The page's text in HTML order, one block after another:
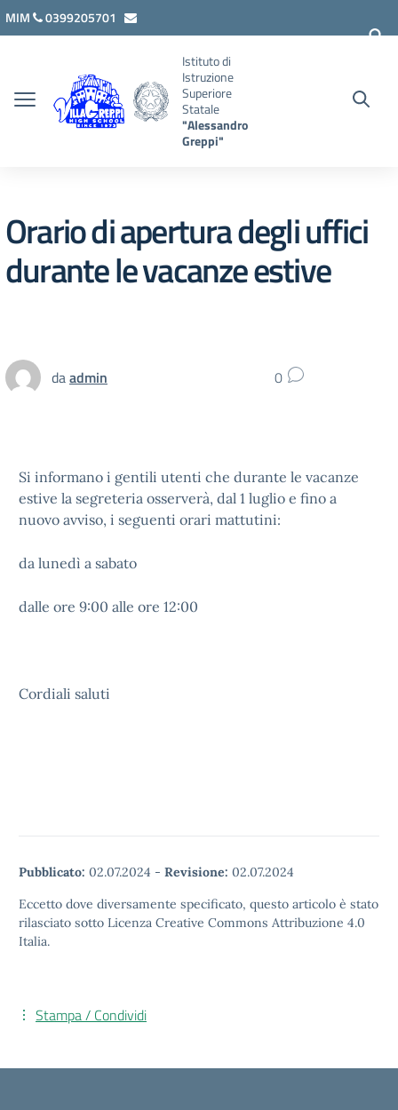
Vai ai contenuti
Vai al menu di navigazione
Vai al footer
MIM
0399205701
Istituto di
Istruzione
Superiore
Statale
"Alessandro
Greppi"
Orario di apertura degli uffici
durante le vacanze estive
daadmin 0
Si informano i gentili utenti che durante le vacanze
estive la segreteria osserverà, dal 1 luglio e fino a
nuovo avviso, i seguenti orari mattutini:
da lunedì a sabato
dalle ore 9:00 alle ore 12:00
Cordiali saluti
Pubblicato: 02.07.2024 - Revisione: 02.07.2024
Eccetto dove diversamente specificato, questo articolo è stato
rilasciato sotto Licenza Creative Commons Attribuzione 4.0
Italia.
Stampa / Condividi